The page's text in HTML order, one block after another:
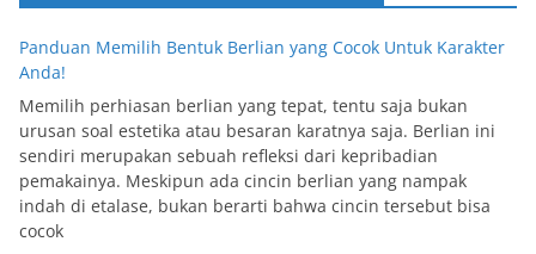
Panduan Memilih Bentuk Berlian yang Cocok Untuk Karakter
Anda!
Memilih perhiasan berlian yang tepat, tentu saja bukan
urusan soal estetika atau besaran karatnya saja. Berlian ini
sendiri merupakan sebuah refleksi dari kepribadian
pemakainya. Meskipun ada cincin berlian yang nampak
indah di etalase, bukan berarti bahwa cincin tersebut bisa
cocok